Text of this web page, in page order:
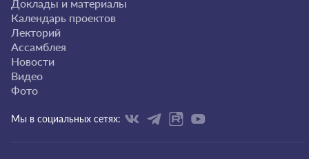
Доклады и материалы
Календарь проектов
Лекторий
Ассамблея
Новости
Видео
Фото
Мы в социальных сетях: